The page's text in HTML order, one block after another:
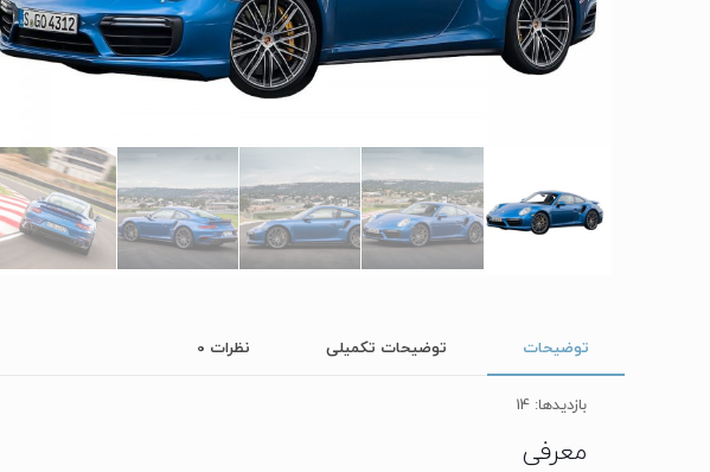
توضیحات توضیحات تکمیلی نظرات 0
بازدیدها: 14
معرفی